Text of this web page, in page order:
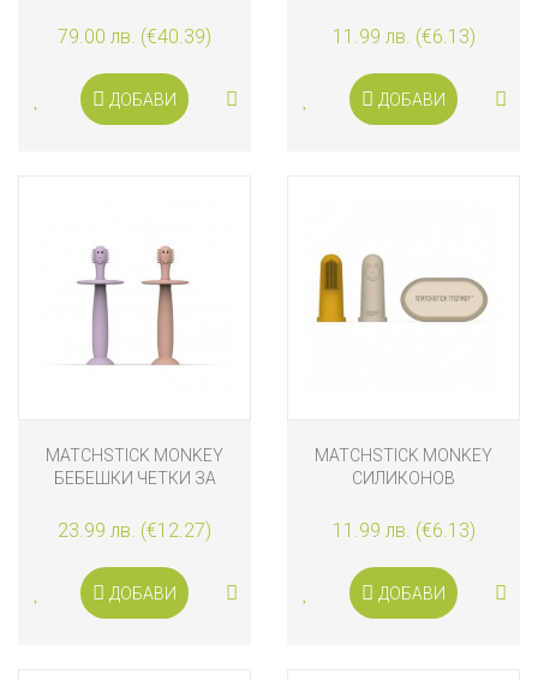
79.00 лв. (€40.39)
ДОБАВИ
ЗА ЗЪБИ BIOCOTE®,
ЗЕЛЕН
11.99 лв. (€6.13)
ДОБАВИ
MATCHSTICK MONKEY
БЕБЕШКИ ЧЕТКИ ЗА
БРОЯ, РОЗОВА И ЛИЛАВА
23.99 лв. (€12.27)
ДОБАВИ
MATCHSTICK MONKEY
СИЛИКОНОВ
ЗА ЗЪБИ BIOCOTE®,
ЖЪЛТ
11.99 лв. (€6.13)
ДОБАВИ